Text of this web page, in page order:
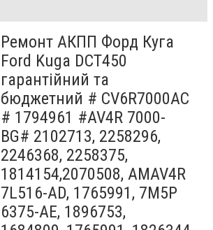
Ремонт АКПП Форд Куга
Ford Kuga DCT450
гарантійний та
бюджетний # CV6R7000AC
# 1794961 #AV4R 7000-
BG# 2102713, 2258296,
2246368, 2258375,
1814154,2070508, AMAV4R
7L516-AD, 1765991, 7M5P
6375-AE, 1896753,